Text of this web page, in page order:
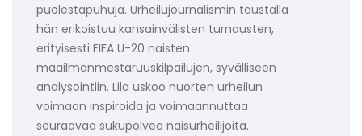
puolestapuhuja. Urheilujournalismin taustalla
hän erikoistuu kansainvälisten turnausten,
erityisesti FIFA U-20 naisten
maailmanmestaruuskilpailujen, syvälliseen
analysointiin. Lila uskoo nuorten urheilun
voimaan inspiroida ja voimaannuttaa
seuraavaa sukupolvea naisurheilijoita.